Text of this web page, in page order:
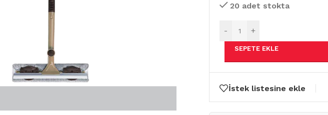
20 adet stokta
- +
SEPETE EKLE
İstek listesine ekle